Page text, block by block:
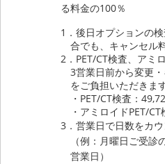
る料金の100％
1．後日オプションの
合でも、キャンセル
2．PET/CT検査、アミ
3営業日前から変更
をご負担いただきます
・PET/CT検査：
・アミロイドPET/
3．営業日で日数をカウ
（例：月曜日ご受
営業日）